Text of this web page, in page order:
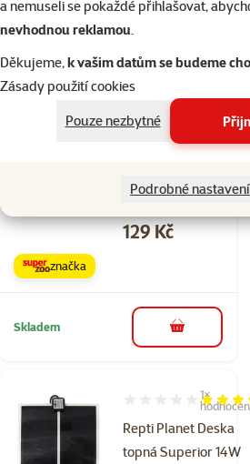
a nemuseli se pokaždé přihlašovat,
nevhodnou reklamou.
Děkujeme,k vašim datům se budeme
Zásady použití cookies
Pouze nezbytné
Podrobné nastavení
Skladem
Repti Planet
žárovka Daylight
150W
Hodnocení 0%
Cena
129 Kč
značka
Skladem do košíku
Repti Planet Deska
topná Superior 14W
Hodnocení 100%,
1×